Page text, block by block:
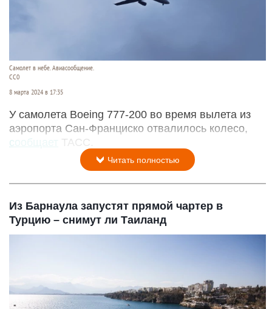
Самолет в небе. Авиасообщение.
CC0
8 марта 2024 в 17:35
У самолета Boeing 777-200 во время вылета из
аэропорта Сан-Франциско отвалилось колесо,
сообщает
ТАСС.
Читать полностью
Из Барнаула запустят прямой чартер в
Турцию – снимут ли Таиланд